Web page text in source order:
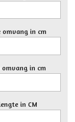
omvang in cm
omvang in cm
in CM